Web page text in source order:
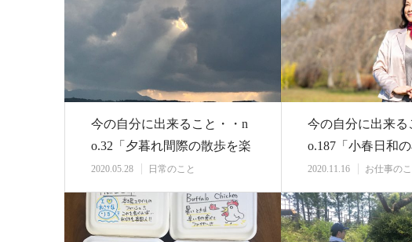
今の自分に出来ること・・n
o.32「夕暮れ間際の散歩を楽
しむ」
2020.05.28 日常のこと
今の自分に出来る
o.187「小春日和
真撮影」
2020.11.16 お仕事のこ